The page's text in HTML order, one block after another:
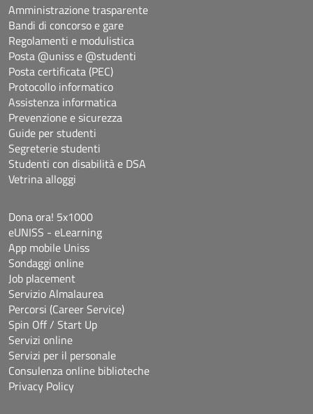
Amministrazione trasparente
Bandi di concorso e gare
Regolamenti e modulistica
Posta @uniss e @studenti
Posta certificata (PEC)
Protocollo informatico
Assistenza informatica
Prevenzione e sicurezza
Guide per studenti
Segreterie studenti
Studenti con disabilità e DSA
Vetrina alloggi
Dona ora! 5x1000
eUNISS - eLearning
App mobile Uniss
Sondaggi online
Job placement
Servizio Almalaurea
Percorsi (Career Service)
Spin Off / Start Up
Servizi online
Servizi per il personale
Consulenza online biblioteche
Privacy Policy